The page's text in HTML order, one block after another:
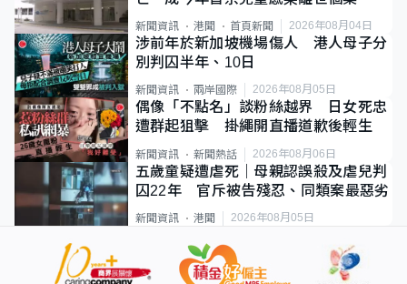
新聞資訊 港聞 首頁新聞 2026年08月04日
涉前年於新加坡機場傷人 港人母子分
別判囚半年、10日
新聞資訊 兩岸國際 2026年08月05日
偶像「不點名」談粉絲越界 日女死忠
遭群起狙擊 掛繩開直播道歉後輕生
新聞資訊 新聞熱話 2026年08月06日
五歲童疑遭虐死｜母親認誤殺及虐兒判
囚22年 官斥被告殘忍、同類案最惡劣
新聞資訊 港聞 2026年08月05日